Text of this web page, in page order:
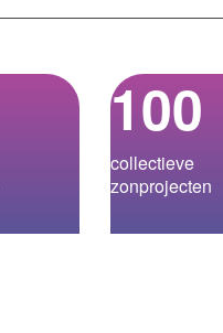
100
collectieve
zonprojecten